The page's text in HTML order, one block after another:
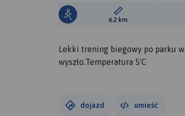
Długość trasy:
6.2 km
Lekki trening biegowy po parku w
wyszło.Temperatura 5'C
dojazd umieść